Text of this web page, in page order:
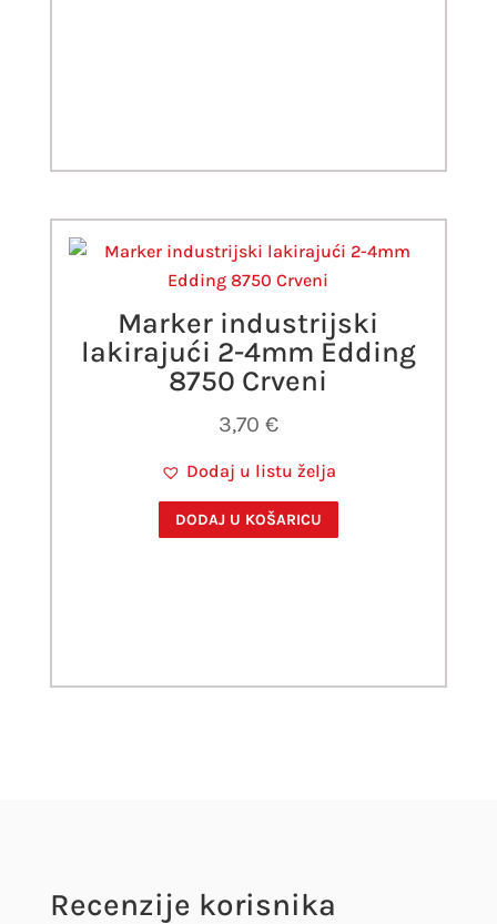
Marker industrijski
lakirajući 2-4mm Edding
8750 Crveni
3,70 €
Dodaj u listu želja
DODAJ U KOŠARICU
Recenzije korisnika